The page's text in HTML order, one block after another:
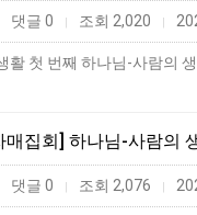
댓글 0 | 조회 2,020 |
매집회] 하나님-사람의
댓글 0 | 조회 2,076 |